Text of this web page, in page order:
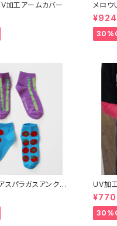
加工アームカバー メロウ
¥924
スパラガスアンクル
UV加
¥770